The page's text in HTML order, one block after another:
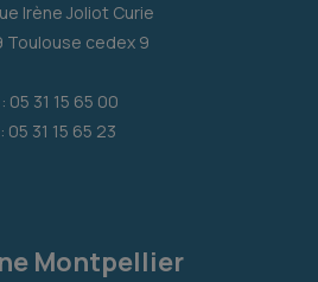
Irène Joliot Curie
Toulouse cedex 9
05 31 15 65 00
05 31 15 65 23
Montpellier